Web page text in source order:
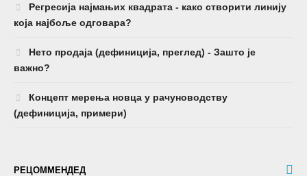
Регресија најмањих квадрата - како створити линију
која најбоље одговара?
Нето продаја (дефиниција, преглед) - Зашто је
важно?
Концепт мерења новца у рачуноводству
(дефиниција, примери)
РЕЦОММЕНДЕД